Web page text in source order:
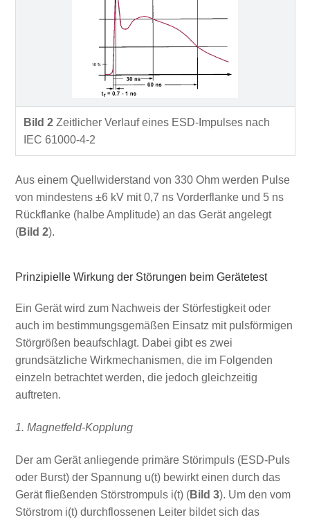
Bild 2Zeitlicher Verlauf eines ESD-Impulses nach
IEC 61000-4-2
Aus einem Quellwiderstand von 330 Ohm werden Pulse
von mindestens ±6 kV mit 0,7 ns Vorderflanke und 5 ns
Rückflanke (halbe Amplitude) an das Gerät angelegt
(Bild 2).
Prinzipielle Wirkung der Störungen beim Gerätetest
Ein Gerät wird zum Nachweis der Störfestigkeit oder
auch im bestimmungsgemäßen Einsatz mit pulsförmigen
Störgrößen beaufschlagt. Dabei gibt es zwei
grundsätzliche Wirkmechanismen, die im Folgenden
einzeln betrachtet werden, die jedoch gleichzeitig
auftreten.
1. Magnetfeld-Kopplung
Der am Gerät anliegende primäre Störimpuls (ESD-Puls
oder Burst) der Spannung u(t) bewirkt einen durch das
Gerät fließenden Störstrompuls i(t) (Bild 3). Um den vom
Störstrom i(t) durchflossenen Leiter bildet sich das